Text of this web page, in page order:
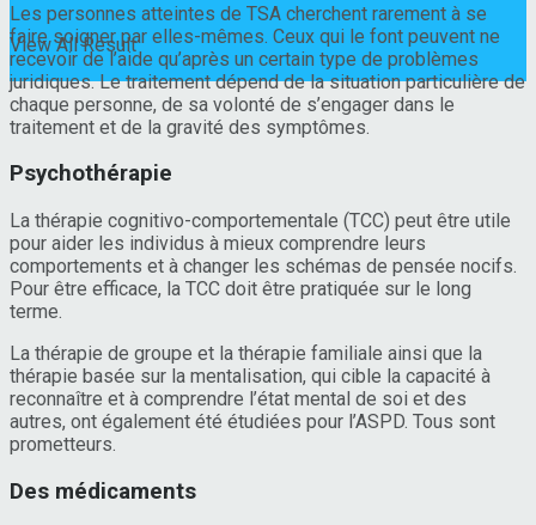
View All Result
Les personnes atteintes de TSA cherchent rarement à se
faire soigner par elles-mêmes. Ceux qui le font peuvent ne
recevoir de l’aide qu’après un certain type de problèmes
juridiques. Le traitement dépend de la situation particulière de
chaque personne, de sa volonté de s’engager dans le
traitement et de la gravité des symptômes.
Psychothérapie
La thérapie cognitivo-comportementale (TCC) peut être utile
pour aider les individus à mieux comprendre leurs
comportements et à changer les schémas de pensée nocifs.
Pour être efficace, la TCC doit être pratiquée sur le long
terme.
La thérapie de groupe et la thérapie familiale ainsi que la
thérapie basée sur la mentalisation, qui cible la capacité à
reconnaître et à comprendre l’état mental de soi et des
autres, ont également été étudiées pour l’ASPD. Tous sont
prometteurs.
Des médicaments